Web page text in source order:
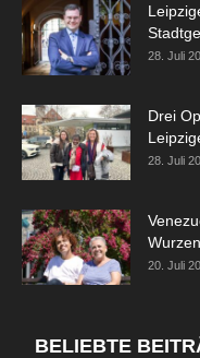
28. Juli
Drei
28. Juli
20. Juli
BELIEBTE